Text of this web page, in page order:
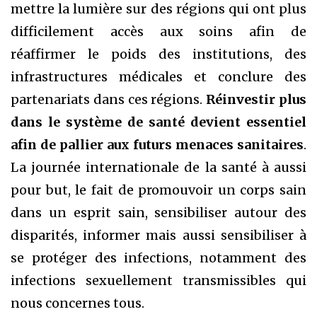
mettre la lumière sur des régions qui ont plus
difficilement accès aux soins afin de
réaffirmer le poids des institutions, des
infrastructures médicales et conclure des
partenariats dans ces régions. Réinvestir plus
dans le système de santé devient essentiel
afin de pallier aux futurs menaces sanitaires.
La journée internationale de la santé à aussi
pour but, le fait de promouvoir un corps sain
dans un esprit sain, sensibiliser autour des
disparités, informer mais aussi sensibiliser à
se protéger des infections, notamment des
infections sexuellement transmissibles qui
nous concernes tous.